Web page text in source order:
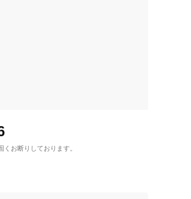
お断りしております。